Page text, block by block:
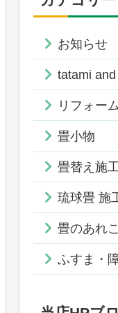
お知らせ
tatami
リフォーム
畳小物
畳替え施
琉球畳 施
畳のあれ
ふすま・